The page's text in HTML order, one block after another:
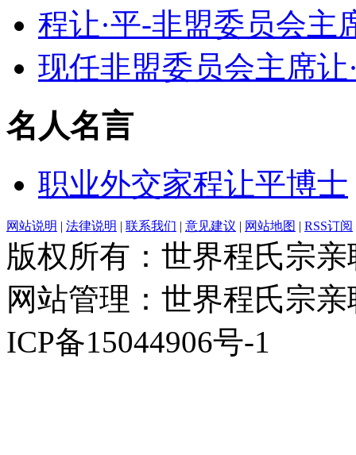
程让·平-非盟委员会主
现任非盟委员会主席让
名人名言
职业外交家程让平博士
网站说明 | 法律说明 | 联系我们 | 意见建议 | 网站地图 | RSS订阅
版权所有：世界程氏宗
网站管理：世界程氏宗
ICP备15044906号-1